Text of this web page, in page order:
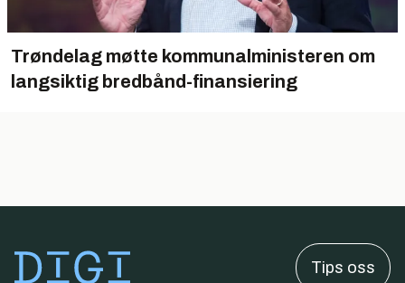
Trøndelag møtte kommunalministeren om
langsiktig bredbånd-finansiering
Tips oss